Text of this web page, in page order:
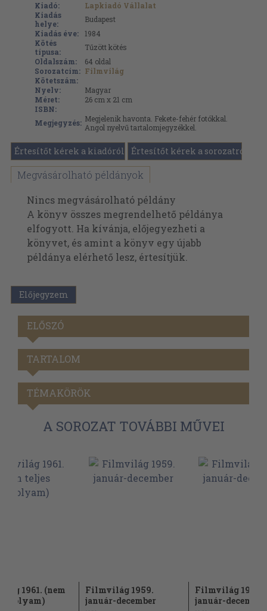
Kiadó:
Lapkiadó Vállalat
Kiadás
helye:
Budapest
Kiadás éve:
1984
Kötés
típusa:
Tűzött kötés
Oldalszám:
64 oldal
Sorozatcím: Filmvilág
Kötetszám:
Nyelv:
Magyar
Méret:
26 cm x 21 cm
ISBN:
Megjegyzés: Megjelenik havonta. Fekete-fehér fotókkal.
Angol nyelvű tartalomjegyzékkel.
Értesítőt kérek a kiadóról Értesítőt kérek a sorozatról
Megvásárolható példányok
Nincs megvásárolható példány
A könyv összes megrendelhető példánya
elfogyott. Ha kívánja, előjegyezheti a
könyvet, és amint a könyv egy újabb
példánya elérhető lesz, értesítjük.
Előjegyzem
ELŐSZÓ
TARTALOM
TÉMAKÖRÖK
A SOROZAT TOVÁBBI MŰVEI
1961. (nem
Filmvilág 1959.
január-december
Filmvilág 1969.
január-december